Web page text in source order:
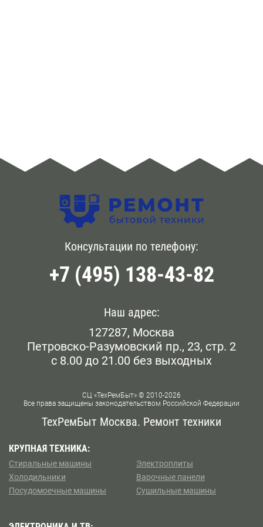
Консультации по телефону:
+7 (495) 138-43-82
Наш адрес:
127287, Москва
Петровско-Разумовский пр., 23, стр. 2
с 8.00 до 21.00 без выходных
СЦ «ТехРемБыт» © 2010-2026
Все права защищены законодательством Российской Федерации
ТехРемБыт Москва. Ремонт техники
КРУПНАЯ ТЕХНИКА:
Стиральные машины
Холодильники
Посудомоечные машины
Электроплиты
Варочные панели
Сушильные машины